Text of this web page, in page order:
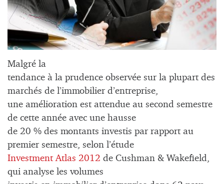
Malgré la
tendance à la prudence observée sur la plupart des
marchés de l’immobilier d’entreprise,
une amélioration est attendue au second semestre
de cette année avec une hausse
de 20 % des montants investis par rapport au
premier semestre, selon l’étude
Investment Atlas 2012 de Cushman & Wakefield,
qui analyse les volumes